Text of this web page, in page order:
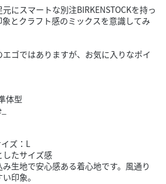
にスマートな別注BIRKENSTOCKを持っ
とクラフト感のミックスを意識してみ
ゴではありますが、お気に入りなポイ
体型
ズ：L
たサイズ感
生地で安心感ある着心地です。風通り
印象。